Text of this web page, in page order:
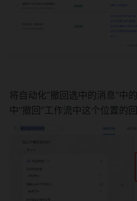
将自动化“撤回选中的消息”中
中“撤回”工作流中这个位置的回